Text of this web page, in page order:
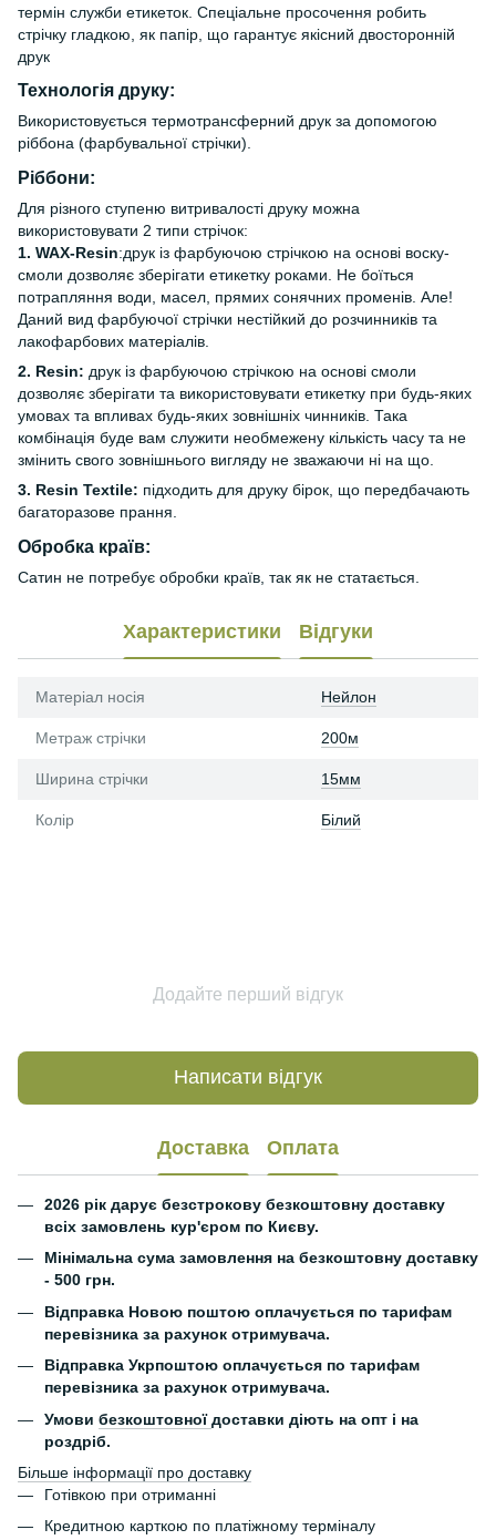
термін служби етикеток. Спеціальне просочення робить
стрічку гладкою, як папір, що гарантує якісний двосторонній
друк
Технологія друку:
Використовується термотрансферний друк за допомогою
ріббона (фарбувальної стрічки).
Ріббони:
Для різного ступеню витривалості друку можна
використовувати 2 типи стрічок:
1. WAX-Resin:друк із фарбуючою стрічкою на основі воску-
смоли дозволяє зберігати етикетку роками. Не боїться
потрапляння води, масел, прямих сонячних променів. Але!
Даний вид фарбуючої стрічки нестійкий до розчинників та
лакофарбових матеріалів.
2. Resin: друк із фарбуючою стрічкою на основі смоли
дозволяє зберігати та використовувати етикетку при будь-яких
умовах та впливах будь-яких зовнішніх чинників. Така
комбінація буде вам служити необмежену кількість часу та не
змінить свого зовнішнього вигляду не зважаючи ні на що.
3. Resin Textile: підходить для друку бірок, що передбачають
багаторазове прання.
Обробка країв:
Сатин не потребує обробки країв, так як не статається.
Характеристики Відгуки
Матеріал носія Нейлон
Метраж стрічки 200м
Ширина стрічки 15мм
Колір Білий
Додайте перший відгук
Написати відгук
Доставка Оплата
2026 рік дарує безстрокову безкоштовну доставку
всіх замовлень кур'єром по Києву.
Мінімальна сума замовлення на безкоштовну доставку
- 500 грн.
Відправка Новою поштою оплачується по тарифам
перевізника за рахунок отримувача.
Відправка Укрпоштою оплачується по тарифам
перевізника за рахунок отримувача.
Умови безкоштовноїдоставки діють на опт і на
роздріб.
Більше інформації про доставку
Готівкою при отриманні
Кредитною карткою по платіжному терміналу